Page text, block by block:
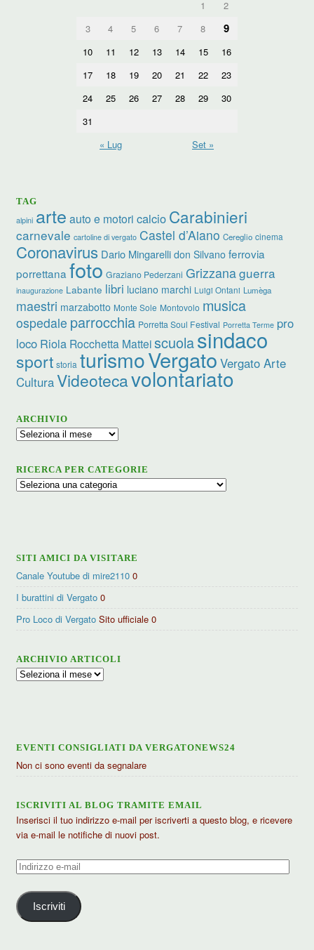
1
2
3
4 5 6 7 8 9
10 11 12 13 14 15
16
17
18 19 20 21 22
23
24
25 26 27 28 29
30
31
« Lug
Set »
TAG
alpini arte auto e motori calcio Carabinieri
carnevale cartoline di vergato Castel d’Aiano Cereglio cinema
Coronavirus Dario Mingarelli don Silvano ferrovia
porrettana foto Graziano Pederzani Grizzanaguerra
inaugurazione Labante libri luciano marchi Luigi Ontani Lumèga
maestri marzabotto Monte Sole Montovolo musica
ospedale parrocchia Porretta Soul Festival Porretta Terme pro
loco Riola Rocchetta Matteiscuolasindaco
sport storia turismoVergato Vergato Arte
CulturaVideotecavolontariato
ARCHIVIO
Archivio
RICERCA PER CATEGORIE
Ricerca
SITI AMICI DA VISITARE
Canale Youtube di mire2110 0
I burattini di Vergato 0
Pro Loco di Vergato Sito ufficiale 0
ARCHIVIO ARTICOLI
Archivio
EVENTI CONSIGLIATI DA VERGATONEWS24
Non ci sono eventi da segnalare
ISCRIVITI AL BLOG TRAMITE EMAIL
Inserisci il tuo indirizzo e-mail per iscriverti a questo blog, e ricevere
via e-mail le notifiche di nuovi post.
Indirizzo
mail
Iscriviti